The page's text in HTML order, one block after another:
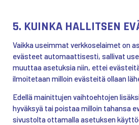
5. KUINKA HALLITSEN
Vaikka useimmat verkkoselaimet on
evästeet automaattisesti, sallivat
muuttaa asetuksia niin, ettei
ilmoitetaan milloin evästeitä ollaan
Edellä mainittujen vaihtoehtojen
hyväksyä tai poistaa milloin tahansa
sivustolta ottamalla asetuksen